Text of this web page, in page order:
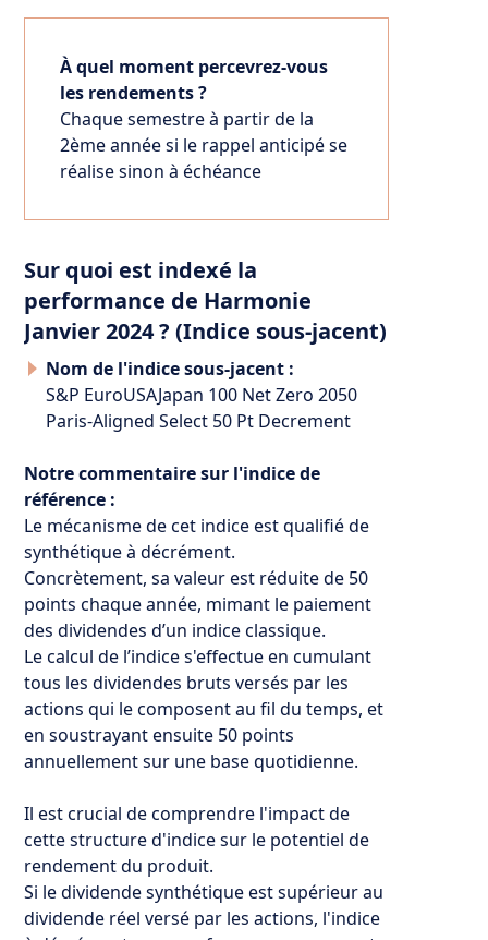
À quel moment percevrez-vous
les rendements ?
Chaque semestre à partir de la
2ème année si le rappel anticipé se
réalise sinon à échéance
Sur quoi est indexé la
performance de Harmonie
Janvier 2024 ? (Indice sous-jacent)
Nom de l'indice sous-jacent :
S&P EuroUSAJapan 100 Net Zero 2050
Paris-Aligned Select 50 Pt Decrement
Notre commentaire sur l'indice de
référence :
Le mécanisme de cet indice est qualifié de
synthétique à décrément.
Concrètement, sa valeur est réduite de 50
points chaque année, mimant le paiement
des dividendes d’un indice classique.
Le calcul de l’indice s'effectue en cumulant
tous les dividendes bruts versés par les
actions qui le composent au fil du temps, et
en soustrayant ensuite 50 points
annuellement sur une base quotidienne.
Il est crucial de comprendre l'impact de
cette structure d'indice sur le potentiel de
rendement du produit.
Si le dividende synthétique est supérieur au
dividende réel versé par les actions, l'indice